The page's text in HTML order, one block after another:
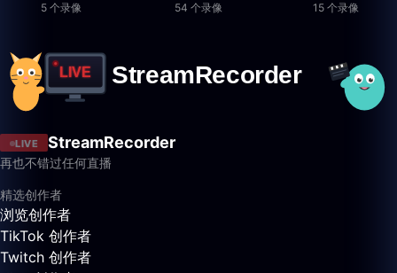
5 个录像 54 个录像 15 个录像
LIVE StreamRecorder
再也不错过任何直播
精选创作者
浏览创作者
TikTok 创作者
Twitch 创作者